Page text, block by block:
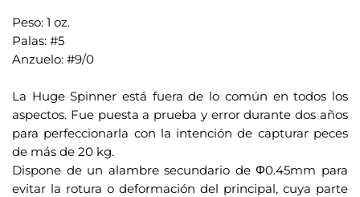
Peso: 1 oz.
Palas: #5
Anzuelo: #9/0
La Huge Spinner está fuera de lo común en todos los
aspectos. Fue puesta a prueba y error durante dos años
para perfeccionarla con la intención de capturar peces
de más de 20 kg.
Dispone de un alambre secundario de Φ0.45mm para
evitar la rotura o deformación del principal, cuya parte